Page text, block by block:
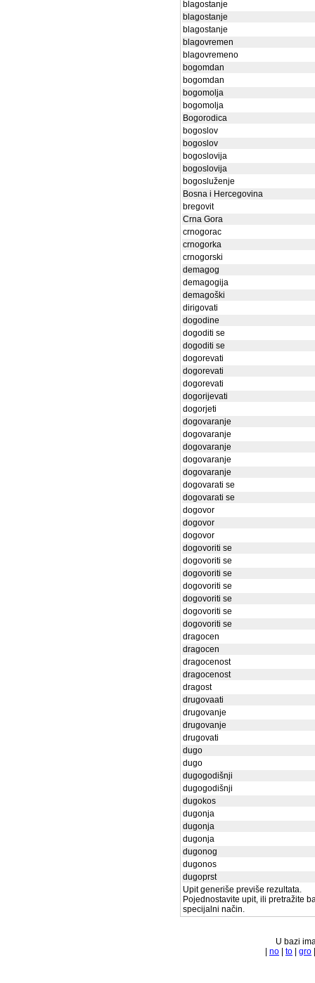
blagostanje
blagostanje
blagostanje
blagovremen
blagovremeno
bogomdan
bogomdan
bogomolja
bogomolja
Bogorodica
bogoslov
bogoslov
bogoslovija
bogoslovija
bogosluženje
Bosna i Hercegovina
bregovit
Crna Gora
crnogorac
crnogorka
crnogorski
demagog
demagogija
demagoški
dirigovati
dogodine
dogoditi se
dogoditi se
dogorevati
dogorevati
dogorevati
dogorijevati
dogorjeti
dogovaranje
dogovaranje
dogovaranje
dogovaranje
dogovaranje
dogovarati se
dogovarati se
dogovor
dogovor
dogovor
dogovoriti se
dogovoriti se
dogovoriti se
dogovoriti se
dogovoriti se
dogovoriti se
dogovoriti se
dragocen
dragocen
dragocenost
dragocenost
dragost
drugovaati
drugovanje
drugovanje
drugovati
dugo
dugo
dugogodišnji
dugogodišnji
dugokos
dugonja
dugonja
dugonja
dugonog
dugonos
dugoprst
Upit generiše previše rezultata.
Pojednostavite upit, ili pretražite
specijalni način.
U bazi
no to gro